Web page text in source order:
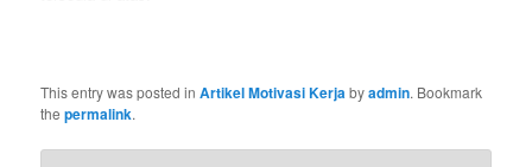
This entry was posted inArtikel Motivasi Kerjabyadmin. Bookmark
thepermalink.